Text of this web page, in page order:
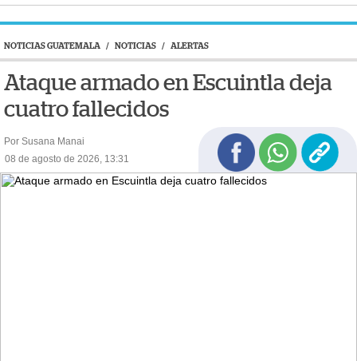
NOTICIAS GUATEMALA / NOTICIAS / ALERTAS
Ataque armado en Escuintla deja
cuatro fallecidos
Por Susana Manai
08 de agosto de 2026, 13:31